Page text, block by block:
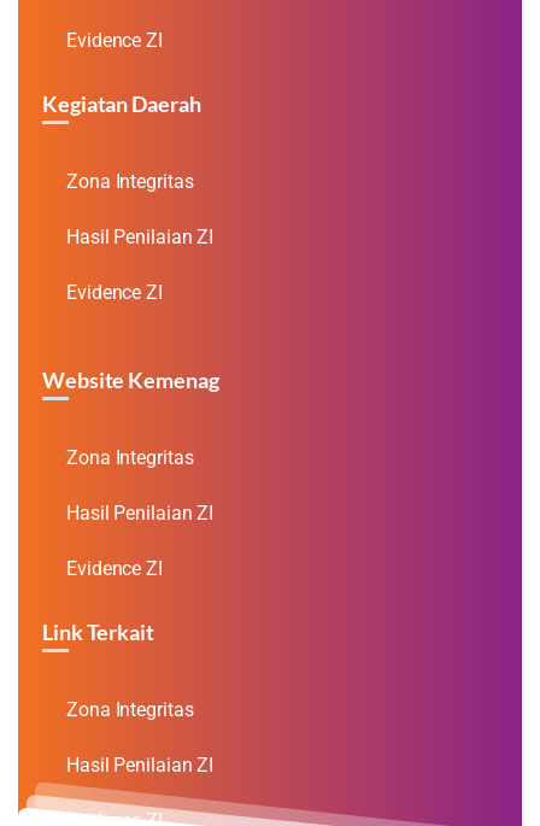
Evidence ZI
Kegiatan Daerah
Zona Integritas
Hasil Penilaian ZI
Evidence ZI
Website Kemenag
Zona Integritas
Hasil Penilaian ZI
Evidence ZI
Link Terkait
Zona Integritas
Hasil Penilaian ZI
Evidence ZI